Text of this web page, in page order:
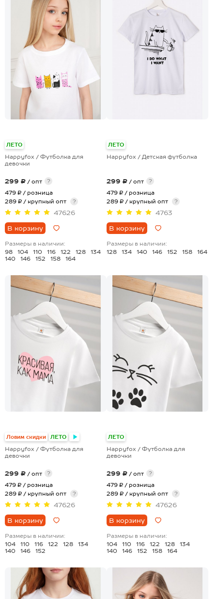
ЛЕТО
Happyfox / Футболка для
девочки
299 ₽ / опт
?
479 ₽ / розница
289 ₽ / крупный опт
?
47626
В корзину
Размеры в наличии:
98
104 110 116 122 128
134
140
146 152 158 164
ЛЕТО
Happyfox / Детская футболка
299 ₽ / опт
?
479 ₽ / розница
289 ₽ / крупный опт
?
4763
В корзину
Размеры в наличии:
128
134 140 146 152 158 164
Ловим скидки ЛЕТО
Happyfox / Футболка для
девочки
299 ₽ / опт
?
479 ₽ / розница
289 ₽ / крупный опт
?
47626
В корзину
Размеры в наличии:
104
110 116 122 128
134
140
146 152
ЛЕТО
Happyfox / Футболка для
девочки
299 ₽ / опт
?
479 ₽ / розница
289 ₽ / крупный опт
?
47626
В корзину
Размеры в наличии:
104
110 116 122 128
134
140
146 152 158 164